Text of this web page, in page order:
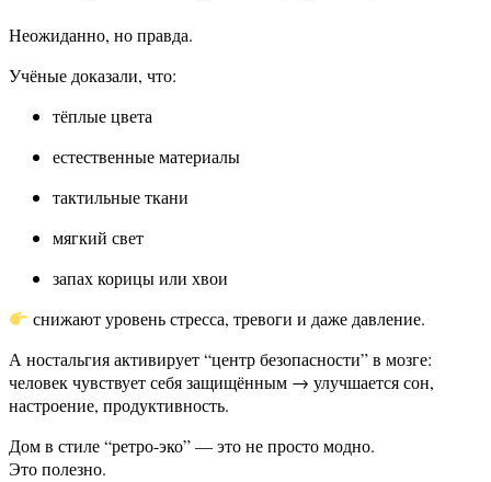
Неожиданно, но правда.
Учёные доказали, что:
тёплые цвета
естественные материалы
тактильные ткани
мягкий свет
запах корицы или хвои
снижают уровень стресса, тревоги и даже давление.
А ностальгия активирует “центр безопасности” в мозге:
человек чувствует себя защищённым → улучшается сон,
настроение, продуктивность.
Дом в стиле “ретро-эко” — это не просто модно.
Это полезно.